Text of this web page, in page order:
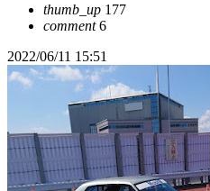
thumb_up 177
comment6
2022/06/11 15:51